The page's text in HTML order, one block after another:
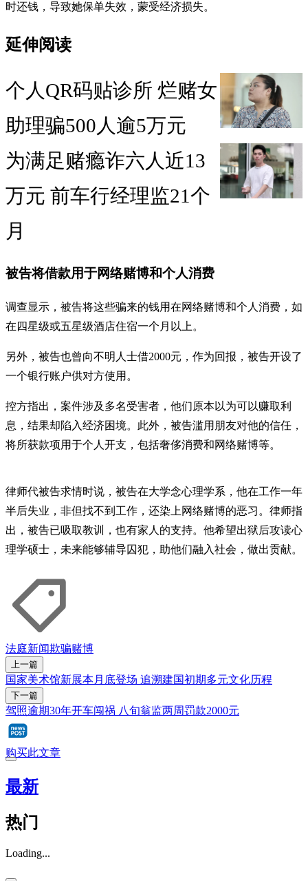
时还钱，导致她保单失效，蒙受经济损失。
延伸阅读
个人QR码贴诊所 烂赌女
助理骗500人逾5万元
为满足赌瘾诈六人近13
万元 前车行经理监21个
月
被告将借款用于网络赌博和个人消费
调查显示，被告将这些骗来的钱用在网络赌博和个人消费，如
在四星级或五星级酒店住宿一个月以上。
另外，被告也曾向不明人士借2000元，作为回报，被告开设了
一个银行账户供对方使用。
控方指出，案件涉及多名受害者，他们原本以为可以赚取利
息，结果却陷入经济困境。此外，被告滥用朋友对他的信任，
将所获款项用于个人开支，包括奢侈消费和网络赌博等。
律师代被告求情时说，被告在大学念心理学系，他在工作一年
半后失业，非但找不到工作，还染上网络赌博的恶习。律师指
出，被告已吸取教训，也有家人的支持。他希望出狱后攻读心
理学硕士，未来能够辅导囚犯，助他们融入社会，做出贡献。
法庭新闻欺骗赌博
上一篇
国家美术馆新展本月底登场 追溯建国初期多元文化历程
下一篇
驾照逾期30年开车闯祸 八旬翁监两周罚款2000元
购买此文章
最新
热门
Loading...